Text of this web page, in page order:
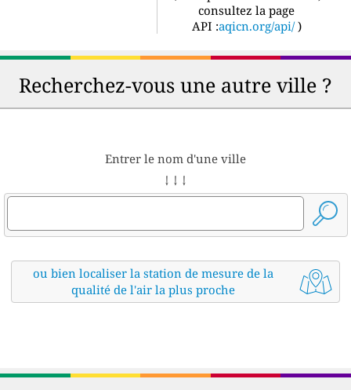
consultez la page
API :aqicn.org/api/ )
Recherchez-vous une autre ville ?
Entrer le nom d'une ville
↓ ↓ ↓
ou bien localiser la station de mesure de la
qualité de l'air la plus proche